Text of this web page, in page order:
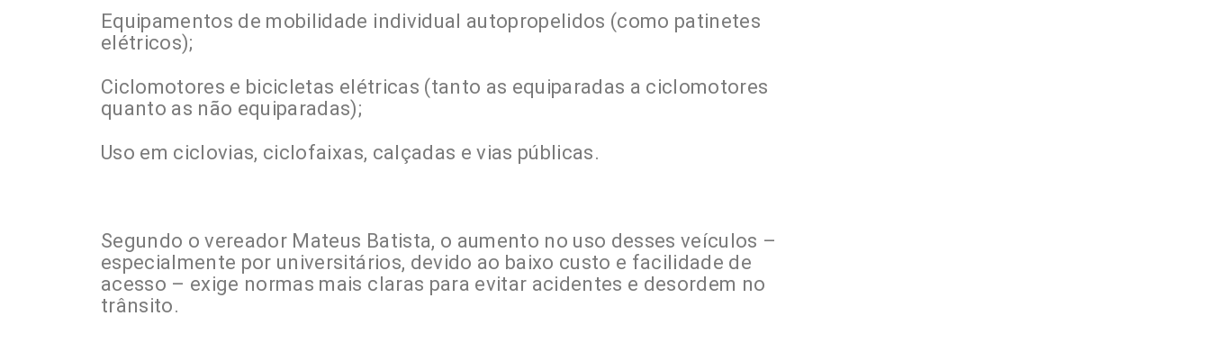
Equipamentos de mobilidade individual autopropelidos (como patinetes
elétricos);
Ciclomotores e bicicletas elétricas (tanto as equiparadas a ciclomotores
quanto as não equiparadas);
Uso em ciclovias, ciclofaixas, calçadas e vias públicas.
Segundo o vereador Mateus Batista, o aumento no uso desses veículos –
especialmente por universitários, devido ao baixo custo e facilidade de
acesso – exige normas mais claras para evitar acidentes e desordem no
trânsito.